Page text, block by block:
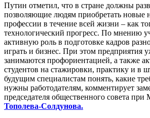
Путин отметил, что в стране должны
позволяющие людям приобретать новые
профессии в течение всей жизни – как
технологический прогресс. По мнению
активную роль в подготовке кадров
играть и бизнес. При этом предприятия
занимаются профориентацией, а также
студентов на стажировки, практику и в
будущим специалистам понять, какие
нужны работодателям, комментирует
председателя общественного совета
Тополева-Солдунова.